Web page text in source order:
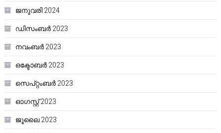
ജനുവരി 2024
ഡിസംബർ 2023
നവംബർ 2023
ഒക്ടോബർ 2023
സെപ്റ്റംബർ 2023
ഓഗസ്റ്റ്‌ 2023
ജൂലൈ 2023